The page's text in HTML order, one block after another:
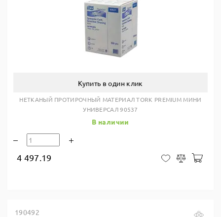
Купить в один клик
НЕТКАНЫЙ ПРОТИРОЧНЫЙ МАТЕРИАЛ TORK PREMIUM МИНИ
УНИВЕРСАЛ 90537
В наличии
4 497.19 В закладки
Сравнить
190492